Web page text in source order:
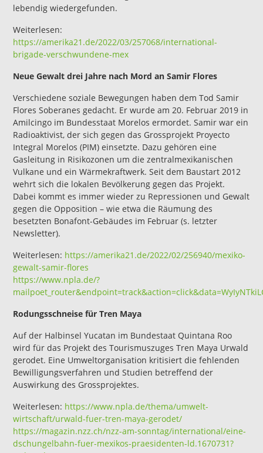
lebendig wiedergefunden.
Weiterlesen:
https://amerika21.de/2022/03/257068/international-
brigade-verschwundene-mex
Neue Gewalt drei Jahre nach Mord an Samir Flores
Verschiedene soziale Bewegungen haben dem Tod Samir
Flores Soberanes gedacht. Er wurde am 20. Februar 2019 in
Amilcingo im Bundesstaat Morelos ermordet. Samir war ein
Radioaktivist, der sich gegen das Grossprojekt Proyecto
Integral Morelos (PIM) einsetzte. Dazu gehören eine
Gasleitung in Risikozonen um die zentralmexikanischen
Vulkane und ein Wärmekraftwerk. Seit dem Baustart 2012
wehrt sich die lokalen Bevölkerung gegen das Projekt.
Dabei kommt es immer wieder zu Repressionen und Gewalt
gegen die Opposition – wie etwa die Räumung des
besetzten Bonafont-Gebäudes im Februar (s. letzter
Newsletter).
Weiterlesen: https://amerika21.de/2022/02/256940/mexiko-
gewalt-samir-flores
https://www.npla.de/?
Rodungsschneise für Tren Maya
Auf der Halbinsel Yucatan im Bundestaat Quintana Roo
wird für das Projekt des Tourismuszuges Tren Maya Urwald
gerodet. Eine Umweltorganisation kritisiert die fehlenden
Bewilligungsverfahren und Studien betreffend der
Auswirkung des Grossprojektes.
Weiterlesen: https://www.npla.de/thema/umwelt-
wirtschaft/urwald-fuer-tren-maya-gerodet/
https://magazin.nzz.ch/nzz-am-sonntag/international/eine-
dschungelbahn-fuer-mexikos-praesidenten-ld.1670731?